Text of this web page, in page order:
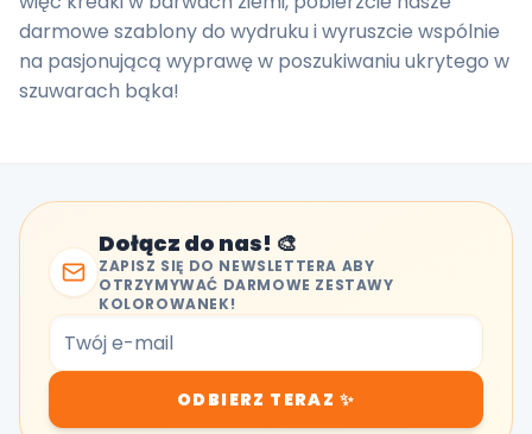
darmowe szablony do wydruku i wyruszcie wspólnie
na pasjonującą wyprawę w poszukiwaniu ukrytego w
szuwarach bąka!
Dołącz do nas! 🎨
ZAPISZ SIĘ DO NEWSLETTERA ABY
OTRZYMYWAĆ DARMOWE ZESTAWY
KOLOROWANEK!
ODBIERZ TERAZ ✨